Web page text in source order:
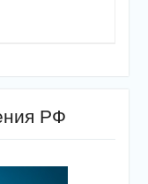
РФ